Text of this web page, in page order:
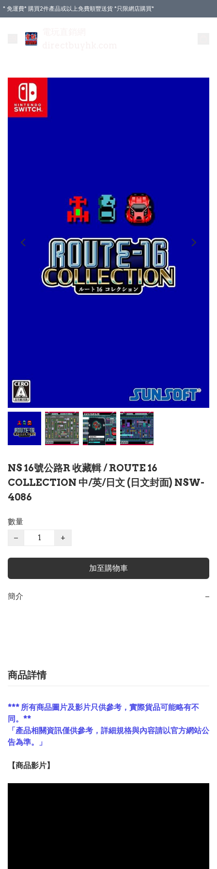
* 免運費* 購買2件產品或以上免費順豐送貨 *只限網店購買*
NS 16號公路R 收藏輯 / ROUTE 16
COLLECTION 中/英/日文 (日文封面) NSW-
4086
數量
−
+
加至購物車
簡介 −
商品詳情
*** 所有商品圖片及影片只供參考，實際貨品可能略有不
同。**
「產品相關資訊僅供參考，詳細規格與內容請以官方網站公
告為準。」
【商品影片】